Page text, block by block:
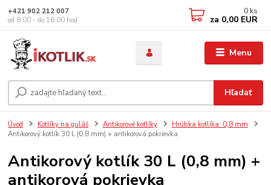
Menu
Hľadať
+421 902 212 007
od 8:00 - do 16:00 hod
0 ks
za 0,00 EUR
Úvod Kotlíky na guláš Antikorové kotlíky
Hrúbka kotlíka: 0,8 mm
Antikorový kotlík 30 L (0,8 mm) + antikorová pokrievka
Antikorový kotlík 30 L (0,8 mm) +
antikorová pokrievka